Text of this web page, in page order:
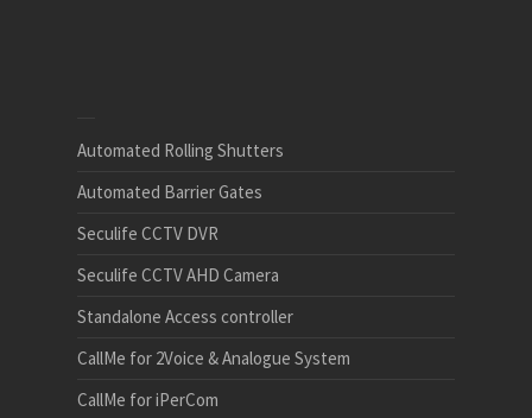
Automated Rolling Shutters
Automated Barrier Gates
Seculife CCTV DVR
Seculife CCTV AHD Camera
Standalone Access controller
CallMe for 2Voice & Analogue System
CallMe for iPerCom